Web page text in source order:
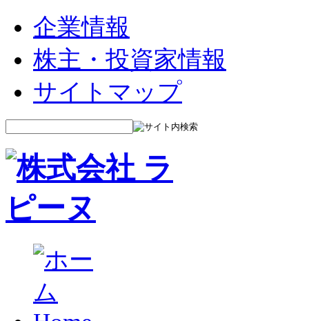
企業情報
株主・投資家情報
サイトマップ